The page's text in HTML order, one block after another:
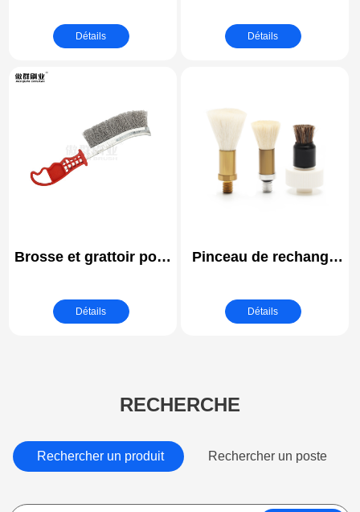
(electrostatic
discharge) Safe
Détails
Cannon Cleaning
Détails
Brosse et grattoir pour
bois et tête
remplaçable en acier
Détails
Pinceau de rechange
Fabricant de pinceaux
sur mesure | Embout
Détails
RECHERCHE
Rechercher un produit Rechercher un poste